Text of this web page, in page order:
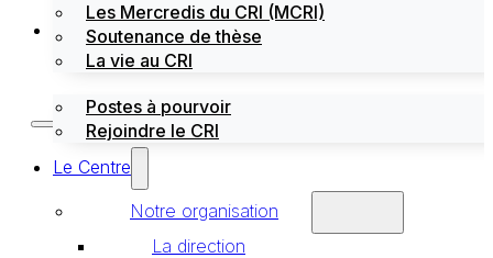
Les Mercredis du CRI (MCRI)
Soutenance de thèse
La vie au CRI
Emploi / stages
Postes à pourvoir
Rejoindre le CRI
Le Centre
Notre organisation
La direction